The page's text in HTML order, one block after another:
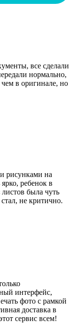
все сделали
нормально,
в оригинале, но
рисунками на
ребенок в
была чуть
не критично.
интерфейс,
фото с рамкой
доставка в
сервис всем!